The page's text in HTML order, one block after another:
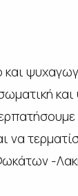
και
να
-